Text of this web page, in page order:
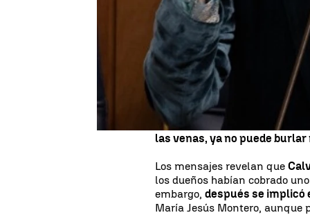
filtrados entre Pedro Sánchez
Continúa la conversación en
muestran el nivel de
Gobierno de Sánchez para
Javier Hidalgo.
El rescate de Air Europa se
compañía,Javier Hidalgo,
refleja la conversación
las venas, ya no puede
Los mensajes revelan que
los dueños habían cobrado
embargo,después se implicó
María Jesús Montero, aunque